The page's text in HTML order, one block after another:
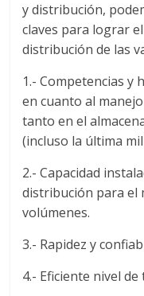
y distribución,
claves para lograr
distribución de las
1.- Competencias y
en cuanto al
tanto en el
(incluso la última
2.- Capacidad
distribución para el
volúmenes.
3.- Rapidez y
4.- Eficiente nivel